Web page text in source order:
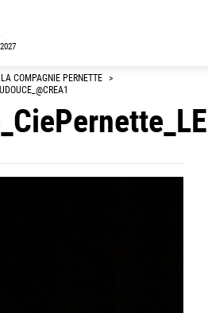
COMPAGNIE PERNETTE >